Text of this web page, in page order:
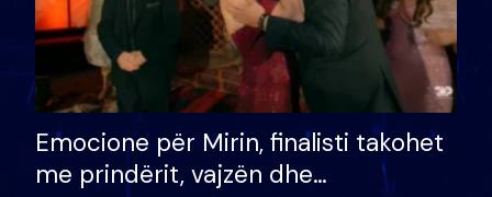
Emocione për Mirin, finalisti takohet
me prindërit, vajzën dhe